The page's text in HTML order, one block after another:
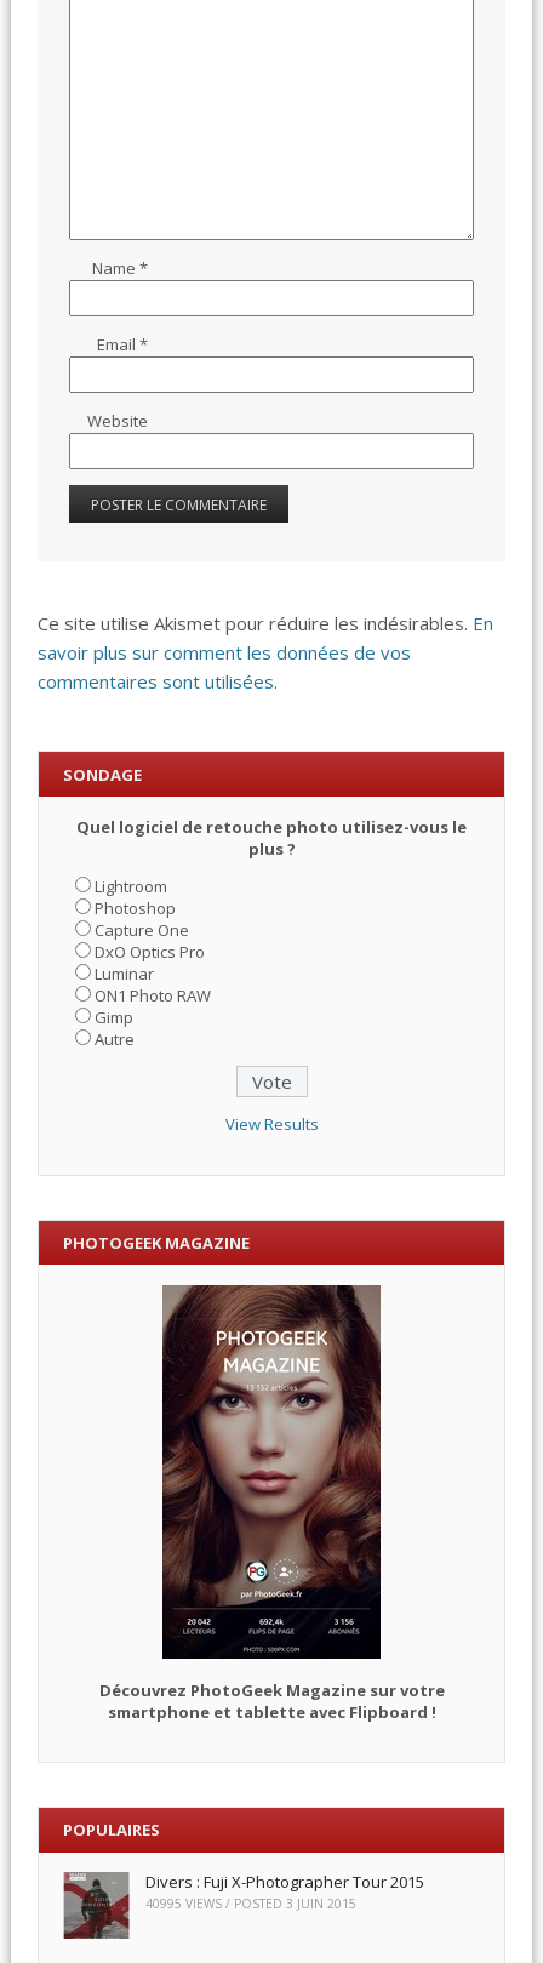
Name*
Email*
Website
Ce site utilise Akismet pour réduire les indésirables. En
savoir plus sur comment les données de vos
commentaires sont utilisées.
SONDAGE
Quel logiciel de retouche photo utilisez-vous le
plus ?
Lightroom
Photoshop
Capture One
DxO Optics Pro
Luminar
ON1 Photo RAW
Gimp
Autre
View Results
PHOTOGEEK MAGAZINE
Découvrez PhotoGeek Magazine sur votre
smartphone et tablette avec Flipboard !
POPULAIRES
Divers : Fuji X-Photographer Tour 2015
40995 VIEWS / POSTED 3 JUIN 2015